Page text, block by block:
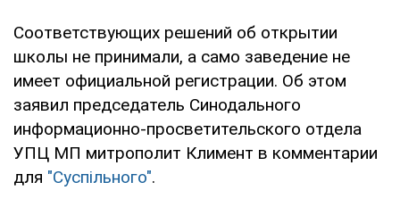
Соответствующих решений об открытии
школы не принимали, а само заведение не
имеет официальной регистрации. Об этом
заявил председатель Синодального
информационно-просветительского отдела
УПЦ МП митрополит Климент в комментарии
для "Суспільного".